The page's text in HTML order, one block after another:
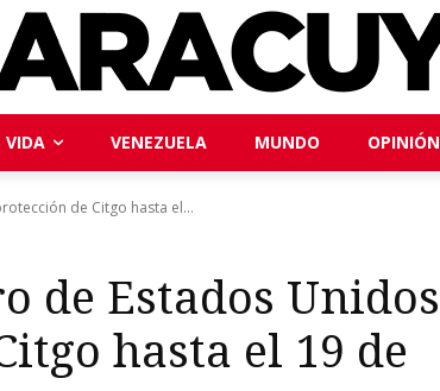
VIDA VENEZUELA MUNDO OPINIÓN
de Citgo hasta el...
de Estados Unidos
hasta el 19 de